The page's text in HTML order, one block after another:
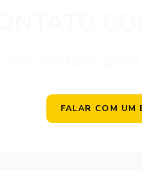
FALAR COM UM